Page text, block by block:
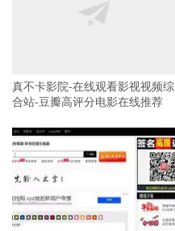
真不卡影院-在线观看影视视频综
合站-豆瓣高评分电影在线推荐